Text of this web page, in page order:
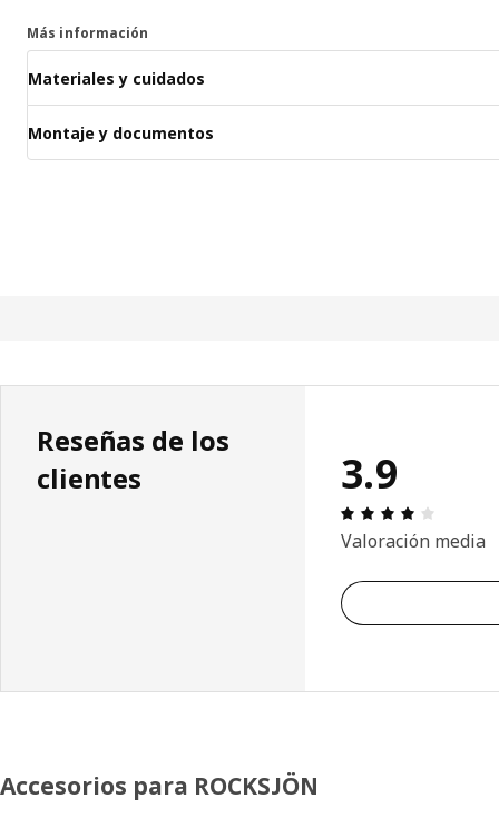
Más información
Materiales y cuidados
Montaje y documentos
Reseñas de los
clientes
3.9
Valoración media
Accesorios para ROCKSJÖN